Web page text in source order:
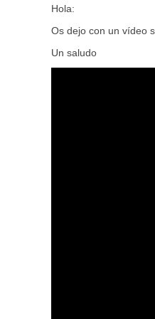
Hola:
Os dejo con un vídeo
Un saludo